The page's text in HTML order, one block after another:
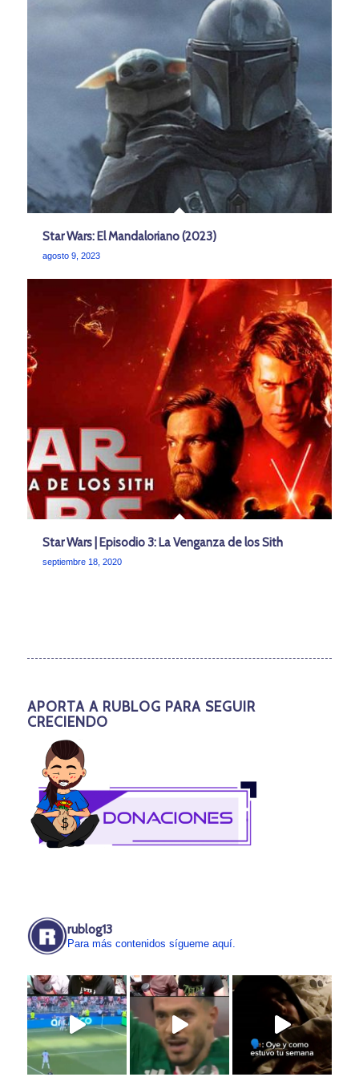
Star Wars: El Mandaloriano (2023)
agosto 9, 2023
Star Wars | Episodio 3: La Venganza de los Sith
septiembre 18, 2020
APORTA A RUBLOG PARA SEGUIR
CRECIENDO
rublog13
Para más contenidos sígueme aquí.